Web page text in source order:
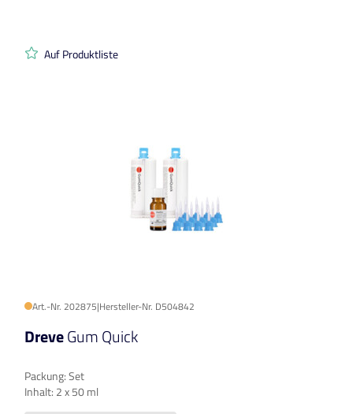
Auf Produktliste
Art.-Nr. 202875|Hersteller-Nr. D504842
DreveGum Quick
Packung: Set
Inhalt: 2 x 50 ml